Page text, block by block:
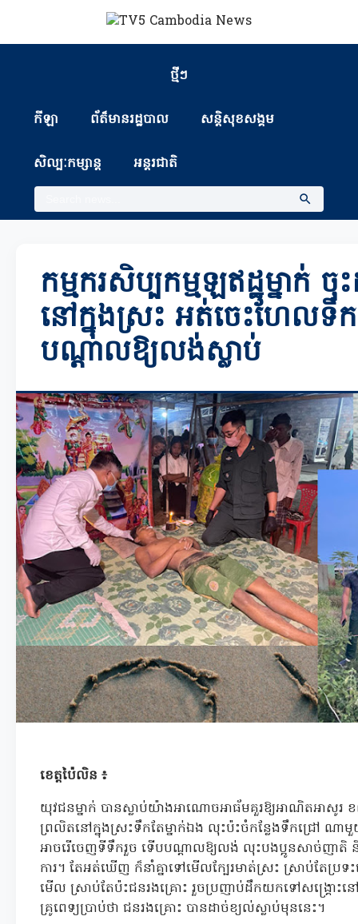
ថ្មីៗ
កីឡា ព័ត៏មានរដ្ឋបាល សន្តិសុខសង្គម
សិល្បៈកម្សាន្ត អន្តរជាតិ
កម្មករសិប្បកម្មឡឥដ្ឋម្នាក់
នៅក្នុងស្រះ អត់ចេះហែលទឹក
បណ្តាលឱ្យលង់ស្លាប់
ខេត្តប៉ៃលិន ៖
យុវជនម្នាក់ បានស្លាប់យ៉ាងអាណោចអាធ័មគួរឱ្យអាណិតអាសូ
ព្រលិតនៅក្នុងស្រះទឹកតែម្នាក់ឯង លុះប៉ះចំកន្លែងទឹកជ្រៅ ណ
អាចរើចេញទីទឹករួច ទើបបណ្តាលឱ្យលង់ លុះបងប្អូនសាច់ញាតិ
ការ។ តែអត់ឃើញ ក៏នាំគ្នាទៅមើលក្បែរមាត់ស្រះ ស្រាប់តែប្រទ
មើល ស្រាប់តែប៉ះជនរងគ្រោះ រួចប្រញាប់ដឹកយកទៅសង្គ្រោះ
គ្រូពេទ្យប្រាប់ថា ជនរងគ្រោះ បានដាច់ខ្យល់ស្លាប់មុននេះ។